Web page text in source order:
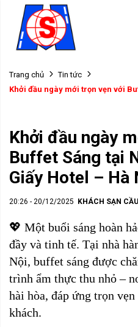
Trang chủ
Tin tức
Khởi đầu ngày mới trọn vẹn với
Khởi đầu ngày
Buffet Sáng tại
Giấy Hotel – Hà
20:26 - 20/12/2025 KHÁCH SẠN
💖 Một buổi sáng hoàn
đầy và tinh tế. Tại nhà
Nội, buffet sáng được
trình ẩm thực thu nhỏ –
hài hòa, đáp ứng trọn
khách.